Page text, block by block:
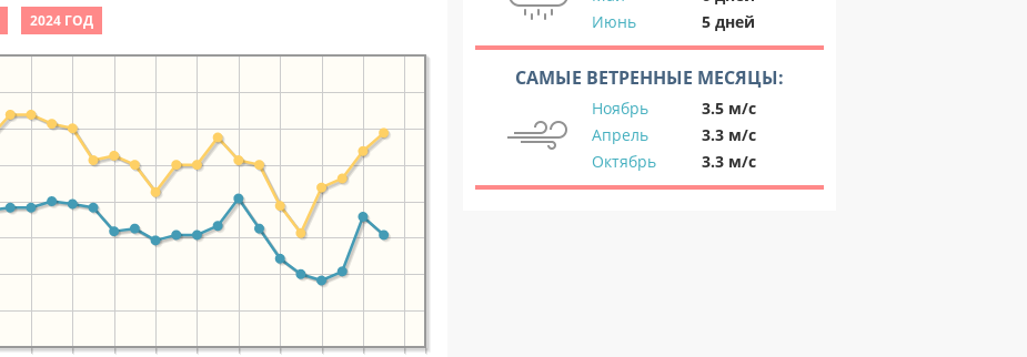
2024 ГОД
Июнь
5 дней
САМЫЕ ВЕТРЕННЫЕ МЕСЯЦЫ:
Ноябрь
3.5 м/с
Апрель
3.3 м/с
Октябрь
3.3 м/с